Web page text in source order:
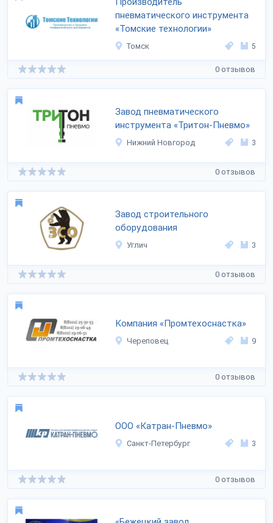
пневматического инструмента
«Томские технологии»
Томск 5
0 отзывов
Завод пневматического
инструмента «Тритон-Пневмо»
Нижний Новгород 3
0 отзывов
Завод строительного
оборудования
Углич 3
0 отзывов
Компания «Промтехоснастка»
Череповец 9
0 отзывов
ООО «Катран-Пневмо»
Санкт-Петербург 3
0 отзывов